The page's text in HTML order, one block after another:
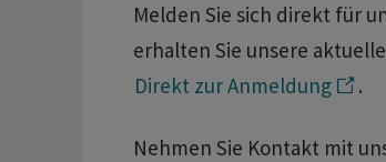
Melden Sie sich direkt für
erhalten Sie unsere
Direkt zur Anmeldung
.
Nehmen Sie Kontakt mit